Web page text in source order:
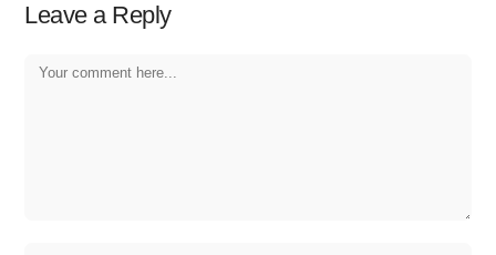
Leave a Reply